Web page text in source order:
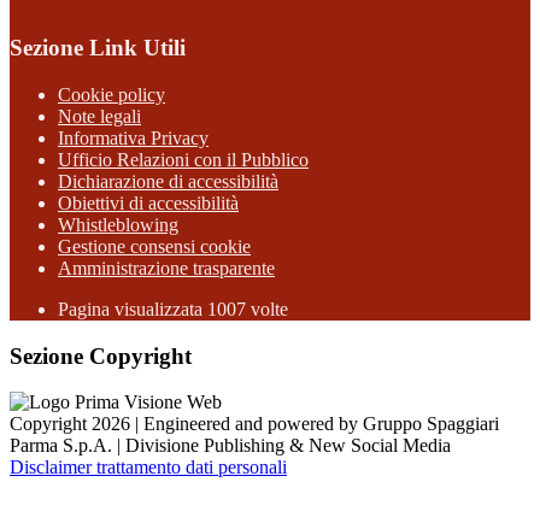
Sezione Link Utili
Cookie policy
Note legali
Informativa Privacy
Ufficio Relazioni con il Pubblico
Dichiarazione di accessibilità
Obiettivi di accessibilità
Whistleblowing
Gestione consensi cookie
Amministrazione trasparente
Pagina visualizzata 1007 volte
Sezione Copyright
Copyright 2026 | Engineered and powered by Gruppo Spaggiari
Parma S.p.A. | Divisione Publishing & New Social Media
Disclaimer trattamento dati personali